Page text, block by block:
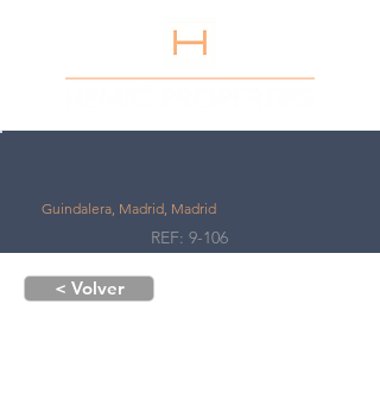
Guindalera, Madrid, Madrid
REF: 9-106
< Volver